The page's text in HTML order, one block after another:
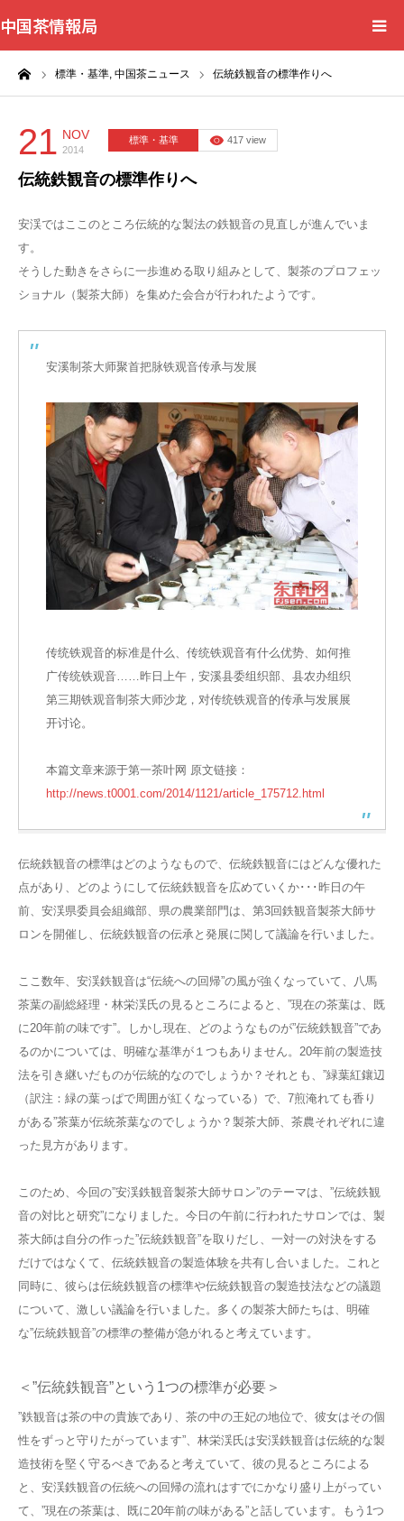
中国茶情報局
標準・基準, 中国茶ニュース 伝統鉄観音の標準作りへ
21 NOV
2014
標準・基準 417 view
伝統鉄観音の標準作りへ
安渓ではここのところ伝統的な製法の鉄観音の見直しが進んでいま
す。
そうした動きをさらに一歩進める取り組みとして、製茶のプロフェッ
ショナル（製茶大師）を集めた会合が行われたようです。
安溪制茶大师聚首把脉铁观音传承与发展
传统铁观音的标准是什么、传统铁观音有什么优势、如何推
广传统铁观音……昨日上午，安溪县委组织部、县农办组织
第三期铁观音制茶大师沙龙，对传统铁观音的传承与发展展
开讨论。
本篇文章来源于第一茶叶网 原文链接：
http://news.t0001.com/2014/1121/article_175712.html
伝統鉄観音の標準はどのようなもので、伝統鉄観音にはどんな優れた
点があり、どのようにして伝統鉄観音を広めていくか･･･昨日の午
前、安渓県委員会組織部、県の農業部門は、第3回鉄観音製茶大師サ
ロンを開催し、伝統鉄観音の伝承と発展に関して議論を行いました。
ここ数年、安渓鉄観音は“伝統への回帰”の風が強くなっていて、八馬
茶葉の副総経理・林栄渓氏の見るところによると、”現在の茶葉は、既
に20年前の味です”。しかし現在、どのようなものが”伝統鉄観音”であ
るのかについては、明確な基準が１つもありません。20年前の製造技
法を引き継いだものが伝統的なのでしょうか？それとも、”緑葉紅鑲辺
（訳注：緑の葉っぱで周囲が紅くなっている）で、7煎淹れても香り
がある”茶葉が伝統茶葉なのでしょうか？製茶大師、茶農それぞれに違
った見方があります。
このため、今回の”安渓鉄観音製茶大師サロン”のテーマは、”伝統鉄観
音の対比と研究”になりました。今日の午前に行われたサロンでは、製
茶大師は自分の作った”伝統鉄観音”を取りだし、一対一の対決をする
だけではなくて、伝統鉄観音の製造体験を共有し合いました。これと
同時に、彼らは伝統鉄観音の標準や伝統鉄観音の製造技法などの議題
について、激しい議論を行いました。多くの製茶大師たちは、明確
な”伝統鉄観音”の標準の整備が急がれると考えています。
＜”伝統鉄観音”という1つの標準が必要＞
”鉄観音は茶の中の貴族であり、茶の中の王妃の地位で、彼女はその個
性をずっと守りたがっています”、林栄渓氏は安渓鉄観音は伝統的な製
造技術を堅く守るべきであると考えていて、彼の見るところによる
と、安渓鉄観音の伝統への回帰の流れはすでにかなり盛り上がってい
て、”現在の茶葉は、既に20年前の味がある”と話しています。もう1つ
Home
News
BlogChecker
Events
WordBank
Shops